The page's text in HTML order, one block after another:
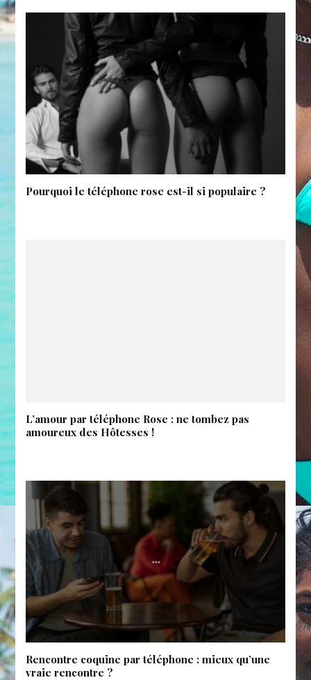
Pourquoi le téléphone rose est-il si populaire ?
L’amour par téléphone Rose : ne tombez pas
amoureux des Hôtesses !
Rencontre coquine par téléphone : mieux qu’une
vraie rencontre ?